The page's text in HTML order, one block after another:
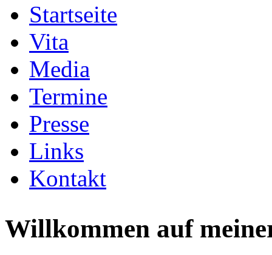
Startseite
Vita
Media
Termine
Presse
Links
Kontakt
Willkommen auf